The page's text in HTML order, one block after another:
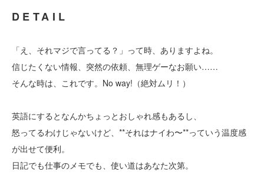
DETAIL
「え、それマジで言ってる？」って時、ありますよね。
信じたくない情報、突然の依頼、無理ゲーなお願い……
そんな時は、これです。No way!（絶対ムリ！）
英語にするとなんかちょっとおしゃれ感もあるし、
怒ってるわけじゃないけど、**それはナイわ〜**っていう温度感
が出せて便利。
日記でも仕事のメモでも、使い道はあなた次第。